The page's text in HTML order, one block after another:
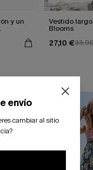
y un Vestido
Blooms
27,10 €
envío
cambiar al sitio